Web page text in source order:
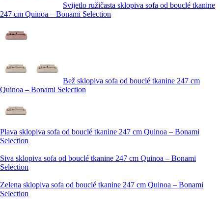
Svijetlo ružičasta sklopiva sofa od bouclé tkanine
247 cm Quinoa – Bonami Selection
Bež sklopiva sofa od bouclé tkanine 247 cm
Quinoa – Bonami Selection
Plava sklopiva sofa od bouclé tkanine 247 cm Quinoa – Bonami
Selection
Siva sklopiva sofa od bouclé tkanine 247 cm Quinoa – Bonami
Selection
Zelena sklopiva sofa od bouclé tkanine 247 cm Quinoa – Bonami
Selection